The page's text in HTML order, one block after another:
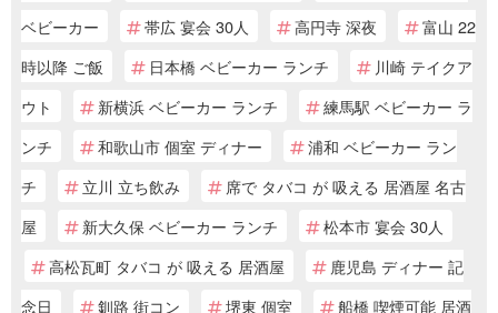
ベビーカー
帯広 宴会 30人 高円寺 深夜
富山 22
時以降 ご飯
日本橋 ベビーカー ランチ
川崎 テイクア
ウト
新横浜 ベビーカー ランチ
練馬駅 ベビーカー ラ
ンチ
和歌山市 個室 ディナー
浦和 ベビーカー ラン
チ
立川 立ち飲み
席で タバコ が 吸える 居酒屋 名古
屋
新大久保 ベビーカー ランチ
松本市 宴会 30人
高松瓦町 タバコ が 吸える 居酒屋
鹿児島 ディナー 記
念日
釧路 街コン 堺東 個室
船橋 喫煙可能 居酒